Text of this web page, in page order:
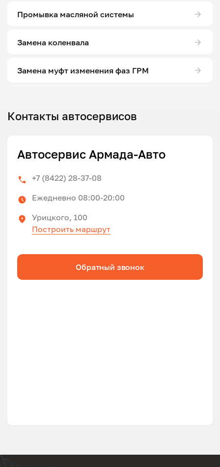
Промывка масляной системы
Замена коленвала
Замена муфт изменения фаз ГРМ
Контакты автосервисов
Автосервис Армада-Авто
+7 (8422) 28-37-08
Ежедневно 08:00-20:00
Урицкого, 100
Построить маршрут
Обратный звонок